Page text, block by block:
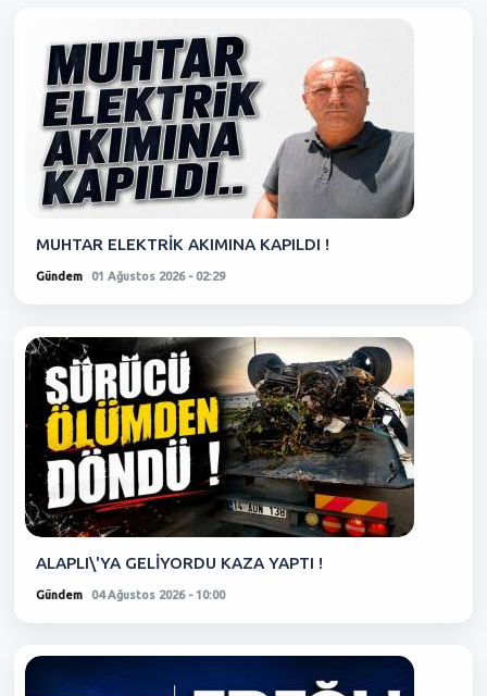
MUHTAR ELEKTRİK AKIMINA KAPILDI !
Gündem 01 Ağustos 2026 - 02:29
ALAPLI\'YA GELİYORDU KAZA YAPTI !
Gündem 04 Ağustos 2026 - 10:00